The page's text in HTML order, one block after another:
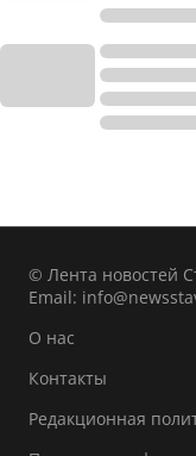
© Лента новостей
Email:
О нас
Контакты
Редакционная